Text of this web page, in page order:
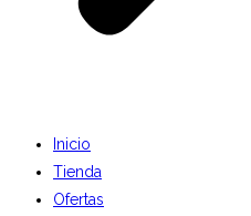
Inicio
Tienda
Ofertas